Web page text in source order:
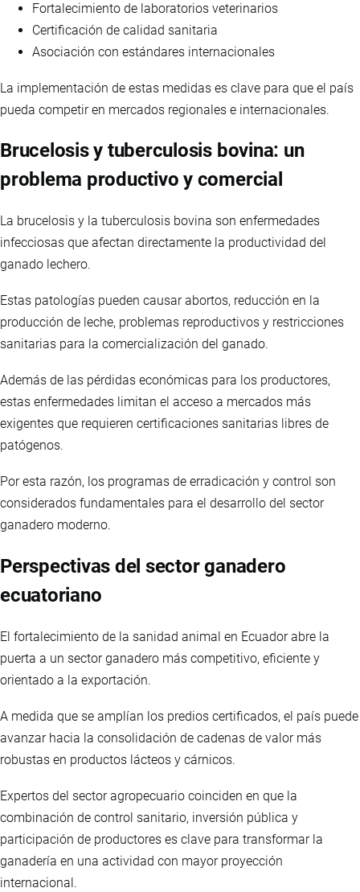
Fortalecimiento de laboratorios veterinarios
Certificación de calidad sanitaria
Asociación con estándares internacionales
La implementación de estas medidas es clave para que el país
pueda competir en mercados regionales e internacionales.
Brucelosis y tuberculosis bovina: un
problema productivo y comercial
La brucelosis y la tuberculosis bovina son enfermedades
infecciosas que afectan directamente la productividad del
ganado lechero.
Estas patologías pueden causar abortos, reducción en la
producción de leche, problemas reproductivos y restricciones
sanitarias para la comercialización del ganado.
Además de las pérdidas económicas para los productores,
estas enfermedades limitan el acceso a mercados más
exigentes que requieren certificaciones sanitarias libres de
patógenos.
Por esta razón, los programas de erradicación y control son
considerados fundamentales para el desarrollo del sector
ganadero moderno.
Perspectivas del sector ganadero
ecuatoriano
El fortalecimiento de la sanidad animal en Ecuador abre la
puerta a un sector ganadero más competitivo, eficiente y
orientado a la exportación.
A medida que se amplían los predios certificados, el país puede
avanzar hacia la consolidación de cadenas de valor más
robustas en productos lácteos y cárnicos.
Expertos del sector agropecuario coinciden en que la
combinación de control sanitario, inversión pública y
participación de productores es clave para transformar la
ganadería en una actividad con mayor proyección
internacional.